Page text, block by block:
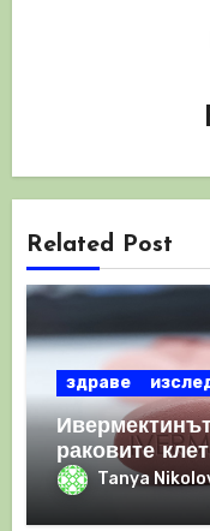
Related Post
здраве
раковите
имунния
Tanya